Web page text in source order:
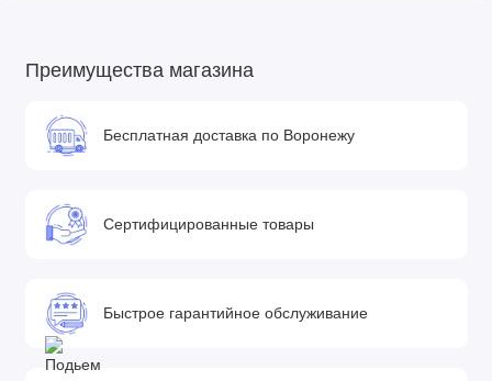
Преимущества магазина
Бесплатная доставка по Воронежу
Сертифицированные товары
Быстрое гарантийное обслуживание